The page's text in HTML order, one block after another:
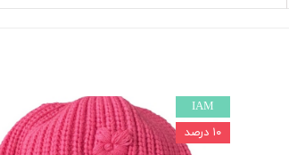
IAM
۱۰ درصد